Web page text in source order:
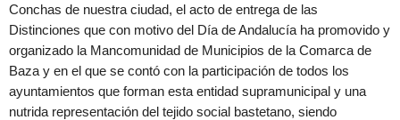
Conchas de nuestra ciudad, el acto de entrega de las
Distinciones que con motivo del Día de Andalucía ha promovido y
organizado la Mancomunidad de Municipios de la Comarca de
Baza y en el que se contó con la participación de todos los
ayuntamientos que forman esta entidad supramunicipal y una
nutrida representación del tejido social bastetano, siendo